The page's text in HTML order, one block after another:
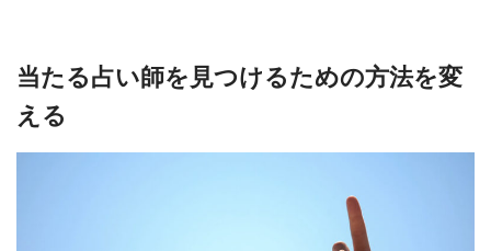
当たる占い師を見つけるための方法を変
える